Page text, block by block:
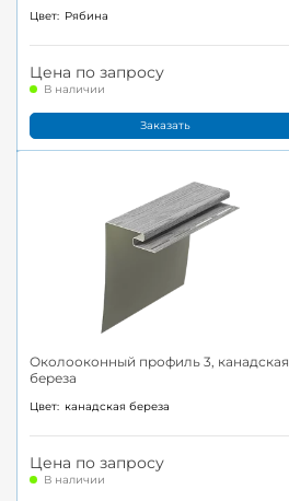
Цвет: Рябина
Цена по запросу
В наличии
Заказать
Околооконный профиль 3, канадская
береза
Цвет: канадская береза
Цена по запросу
В наличии